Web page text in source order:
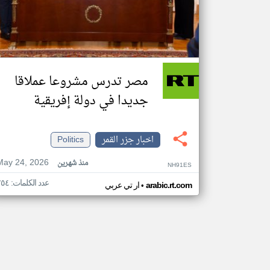
مصر تدرس مشروعا عملاقا
جديدا في دولة إفريقية
اخبار جزر القمر
Politics
24, 2026
منذ شهرين NH91ES
ار تي عربي• arabic.rt.com عدد الكلمات: ٢٥٤